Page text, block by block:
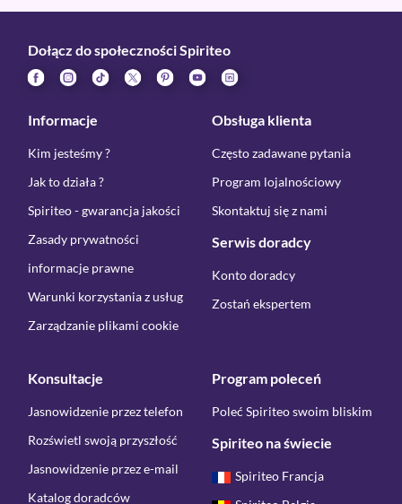
Dołącz do społeczności Spiriteo
Informacje
Kim jesteśmy ?
Jak to działa ?
Spiriteo - gwarancja jakości
Zasady prywatności
informacje prawne
Warunki korzystania z usług
Zarządzanie plikami cookie
Obsługa klienta
Często zadawane pytania
Program lojalnościowy
Skontaktuj się z nami
Serwis doradcy
Konto doradcy
Zostań ekspertem
Konsultacje
Jasnowidzenie przez telefon
Rozświetl swoją przyszłość
Jasnowidzenie przez e-mail
Katalog doradców
Program poleceń
Poleć Spiriteo swoim bliskim
Spiriteo na świecie
Spiriteo Francja